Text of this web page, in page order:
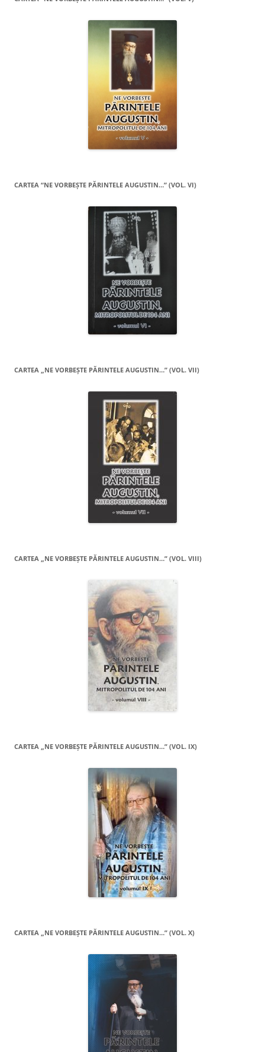
CARTEA “NE VORBEŞTE PĂRINTELE AUGUSTIN…” (VOL. VI)
CARTEA „NE VORBEŞTE PĂRINTELE AUGUSTIN…” (VOL. VII)
CARTEA „NE VORBEŞTE PĂRINTELE AUGUSTIN…” (VOL. VIII)
CARTEA „NE VORBEŞTE PĂRINTELE AUGUSTIN…” (VOL. IX)
CARTEA „NE VORBEŞTE PĂRINTELE AUGUSTIN…” (VOL. X)